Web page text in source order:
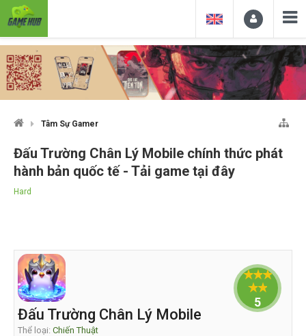
Tâm Sự Gamer
Đấu Trường Chân Lý Mobile chính thức phát
hành bản quốc tế - Tải game tại đây
Hard
Đấu Trường Chân Lý Mobile
Thể loại: Chiến Thuật
5